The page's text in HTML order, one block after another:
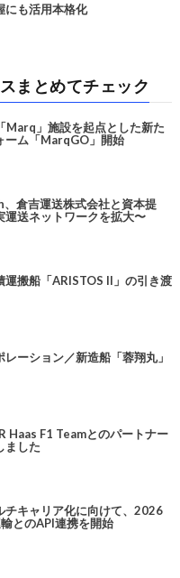
にも活用本格化
スまとめてチェック
Marq」施設を起点とした新た
ーム「MarqGO」開始
倉吉運送株式会社と資本提
運送ネットワークを拡大〜
運搬船「ARISTOS II」の引き渡
ーション／新造船「蓉翔丸」
Haas F1 Teamとのパートナー
ました
チキャリア化に向けて、2026
とのAPI連携を開始